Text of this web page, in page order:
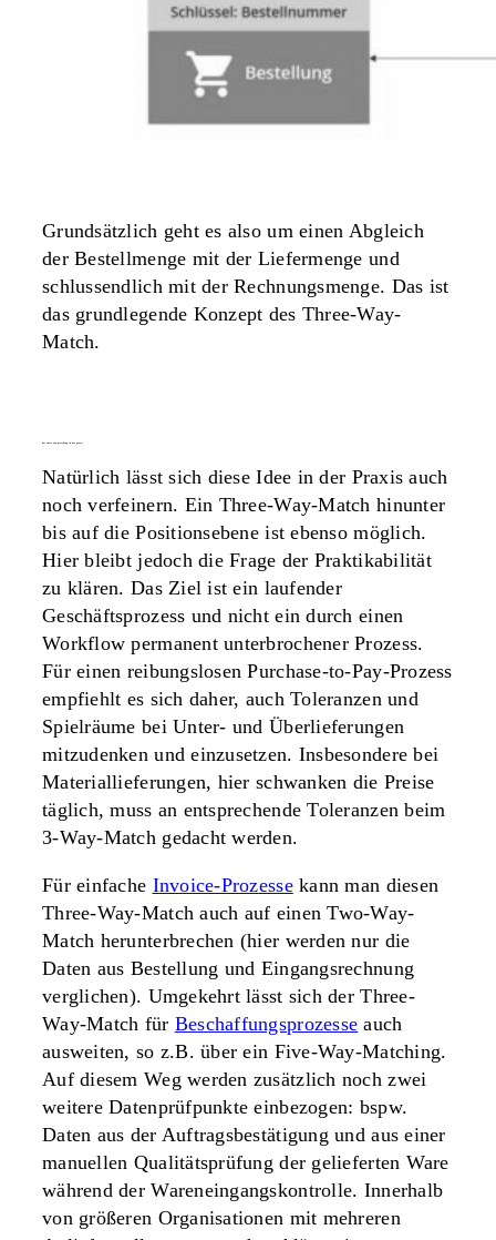
Grundsätzlich geht es also um einen Abgleich
der Bestellmenge mit der Liefermenge und
schlussendlich mit der Rechnungsmenge. Das ist
das grundlegende Konzept des Three-Way-
Match.
Natürlich lässt sich diese Idee in der Praxis auch
noch verfeinern. Ein Three-Way-Match hinunter
bis auf die Positionsebene ist ebenso möglich.
Hier bleibt jedoch die Frage der Praktikabilität
zu klären. Das Ziel ist ein laufender
Geschäftsprozess und nicht ein durch einen
Workflow permanent unterbrochener Prozess.
Für einen reibungslosen Purchase-to-Pay-Prozess
empfiehlt es sich daher, auch Toleranzen und
Spielräume bei Unter- und Überlieferungen
mitzudenken und einzusetzen. Insbesondere bei
Materiallieferungen, hier schwanken die Preise
täglich, muss an entsprechende Toleranzen beim
3-Way-Match gedacht werden.
Für einfache Invoice-Prozessekann man diesen
Three-Way-Match auch auf einen Two-Way-
Match herunterbrechen (hier werden nur die
Daten aus Bestellung und Eingangsrechnung
verglichen). Umgekehrt lässt sich der Three-
Way-Match für Beschaffungsprozesse auch
ausweiten, so z.B. über ein Five-Way-Matching.
Auf diesem Weg werden zusätzlich noch zwei
weitere Datenprüfpunkte einbezogen: bspw.
Daten aus der Auftragsbestätigung und aus einer
manuellen Qualitätsprüfung der gelieferten Ware
während der Wareneingangskontrolle. Innerhalb
von größeren Organisationen mit mehreren